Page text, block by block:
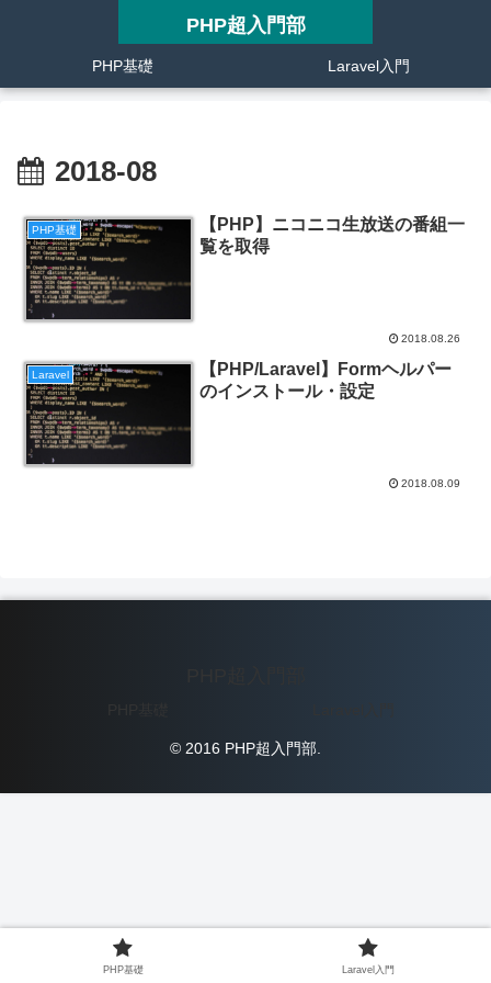
PHP超入門部
PHP基礎 Laravel入門
2018-08
PHP基礎
【PHP】ニコニコ生放送の番組一
覧を取得
2018.08.26
Laravel
【PHP/Laravel】Formヘルパー
のインストール・設定
2018.08.09
© 2016 PHP超入門部.
PHP基礎 Laravel入門